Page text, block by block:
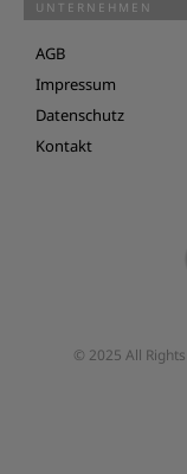
UNTERNEHMEN
AGB
Impressum
Datenschutz
Kontakt
© 2025 All